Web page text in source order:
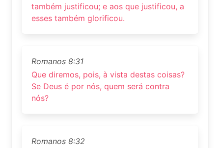
também justificou; e aos que justificou, a
esses também glorificou.
Romanos 8:31
Que diremos, pois, à vista destas coisas?
Se Deus é por nós, quem será contra
nós?
Romanos 8:32